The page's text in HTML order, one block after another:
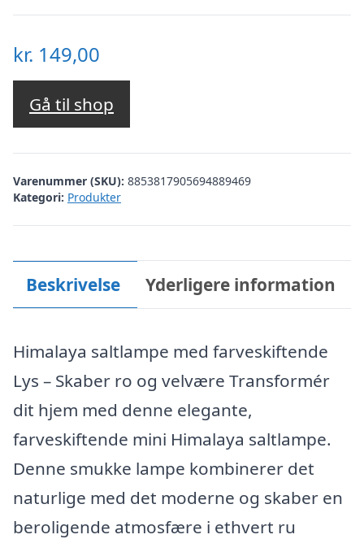
kr. 149,00
Gå til shop
Varenummer (SKU): 8853817905694889469
Kategori: Produkter
Beskrivelse Yderligere information
Himalaya saltlampe med farveskiftende
Lys – Skaber ro og velvære Transformér
dit hjem med denne elegante,
farveskiftende mini Himalaya saltlampe.
Denne smukke lampe kombinerer det
naturlige med det moderne og skaber en
beroligende atmosfære i ethvert ru